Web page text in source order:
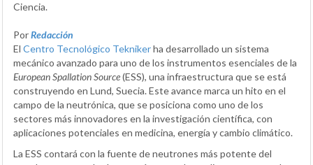
Ciencia.
PorRedacción
El Centro Tecnológico Teknikerha desarrollado un sistema
mecánico avanzado para uno de los instrumentos esenciales de la
European Spallation Source(ESS), una infraestructura que se está
construyendo en Lund, Suecia. Este avance marca un hito en el
campo de la neutrónica, que se posiciona como uno de los
sectores más innovadores en la investigación científica, con
aplicaciones potenciales en medicina, energía y cambio climático.
La ESS contará con la fuente de neutrones más potente del